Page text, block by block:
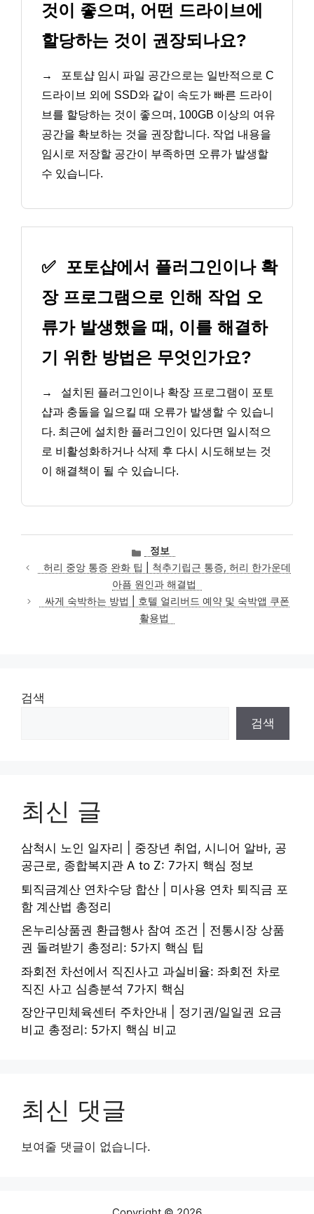
것이 좋으며, 어떤 드라이브에
할당하는 것이 권장되나요?
→
포토샵 임시 파일 공간으로는 일반적으로 C
드라이브 외에 SSD와 같이 속도가 빠른 드라이
브를 할당하는 것이 좋으며, 100GB 이상의 여유
공간을 확보하는 것을 권장합니다. 작업 내용을
임시로 저장할 공간이 부족하면 오류가 발생할
수 있습니다.
✅ 포토샵에서 플러그인이나 확
장 프로그램으로 인해 작업 오
류가 발생했을 때, 이를 해결하
기 위한 방법은 무엇인가요?
→
설치된 플러그인이나 확장 프로그램이 포토
샵과 충돌을 일으킬 때 오류가 발생할 수 있습니
다. 최근에 설치한 플러그인이 있다면 일시적으
로 비활성화하거나 삭제 후 다시 시도해보는 것
이 해결책이 될 수 있습니다.
카
테
고
리
정보
허리 중앙 통증 완화 팁 | 척추기립근 통증, 허리 한가운데
아픔 원인과 해결법
싸게 숙박하는 방법 | 호텔 얼리버드 예약 및 숙박앱 쿠폰
활용법
검색
검색
최신 글
삼척시 노인 일자리 | 중장년 취업, 시니어 알바, 공
공근로, 종합복지관 A to Z: 7가지 핵심 정보
퇴직금계산 연차수당 합산 | 미사용 연차 퇴직금 포
함 계산법 총정리
온누리상품권 환급행사 참여 조건 | 전통시장 상품
권 돌려받기 총정리: 5가지 핵심 팁
좌회전 차선에서 직진사고 과실비율: 좌회전 차로
직진 사고 심층분석 7가지 핵심
장안구민체육센터 주차안내 | 정기권/일일권 요금
비교 총정리: 5가지 핵심 비교
최신 댓글
보여줄 댓글이 없습니다.